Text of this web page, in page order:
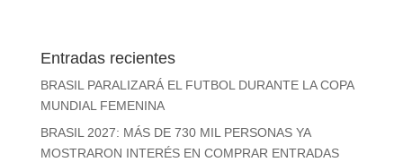
Entradas recientes
BRASIL PARALIZARÁ EL FUTBOL DURANTE LA COPA
MUNDIAL FEMENINA
BRASIL 2027: MÁS DE 730 MIL PERSONAS YA
MOSTRARON INTERÉS EN COMPRAR ENTRADAS